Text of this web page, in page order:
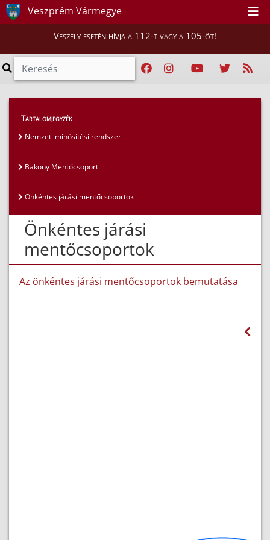
Veszprém Vármegye
Veszély esetén hívja a 112-t vagy a 105-öt!
Magunkról
Önkéntes járási mentőcsoportok
Tartalomjegyzék
Nemzeti minősítési rendszer
Bakony Mentőcsoport
Önkéntes járási mentőcsoportok
Önkéntes járási
mentőcsoportok
Az önkéntes járási mentőcsoportok bemutatása